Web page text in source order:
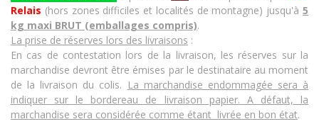
Relais (hors zones difficiles et localités de montagne) jusqu'à 5
kg maxi BRUT (emballages compris).
La prise de réserves lors des livraisons :
En cas de contestation lors de la livraison, les réserves sur la
marchandise devront être émises par le destinataire au moment
de la livraison du colis. La marchandise endommagée sera à
indiquer sur le bordereau de livraison papier. A défaut, la
marchandise sera considérée comme étant livrée en bon état.